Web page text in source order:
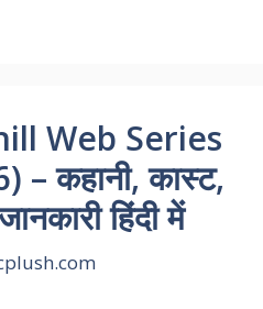
Web Series
– कहानी, कास्ट,
हिंदी में